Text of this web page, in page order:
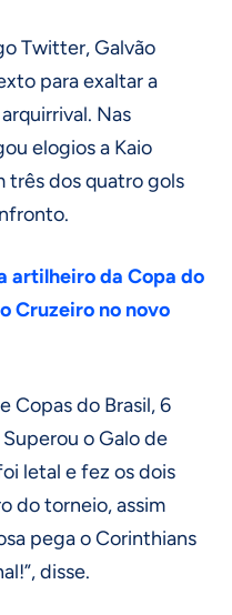
Twitter, Galvão
para exaltar a
Nas
elogios a Kaio
três dos quatro gols
artilheiro da Copa do
Cruzeiro no novo
Copas do Brasil, 6
o Galo de
letal e fez os dois
do torneio, assim
pega o Corinthians
disse.